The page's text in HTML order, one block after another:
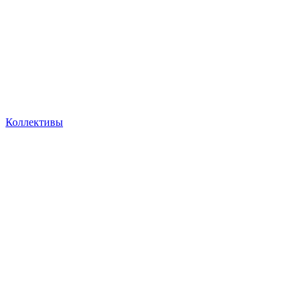
Коллективы